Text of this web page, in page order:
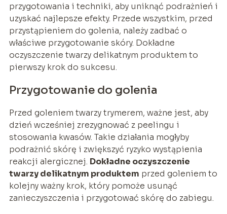
przygotowania i techniki, aby uniknąć podrażnień i
uzyskać najlepsze efekty. Przede wszystkim, przed
przystąpieniem do golenia, należy zadbać o
właściwe przygotowanie skóry. Dokładne
oczyszczenie twarzy delikatnym produktem to
pierwszy krok do sukcesu.
Przygotowanie do golenia
Przed goleniem twarzy trymerem, ważne jest, aby
dzień wcześniej zrezygnować z peelingu i
stosowania kwasów. Takie działania mogłyby
podrażnić skórę i zwiększyć ryzyko wystąpienia
reakcji alergicznej. Dokładne oczyszczenie
twarzy delikatnym produktem przed goleniem to
kolejny ważny krok, który pomoże usunąć
zanieczyszczenia i przygotować skórę do zabiegu.